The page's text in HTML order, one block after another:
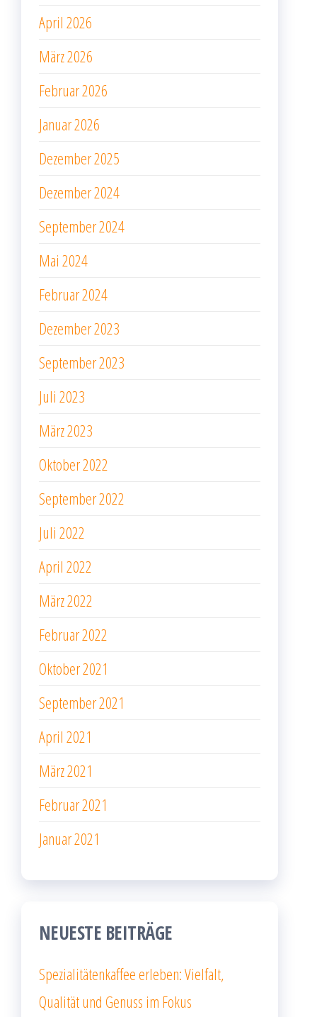
April 2026
März 2026
Februar 2026
Januar 2026
Dezember 2025
Dezember 2024
September 2024
Mai 2024
Februar 2024
Dezember 2023
September 2023
Juli 2023
März 2023
Oktober 2022
September 2022
Juli 2022
April 2022
März 2022
Februar 2022
Oktober 2021
September 2021
April 2021
März 2021
Februar 2021
Januar 2021
NEUESTE BEITRÄGE
Spezialitätenkaffee erleben: Vielfalt,
Qualität und Genuss im Fokus